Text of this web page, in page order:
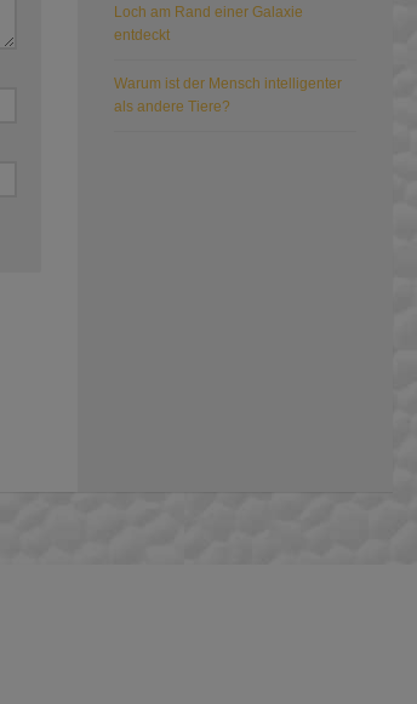
Loch am Rand einer Galaxie
entdeckt
Warum ist der Mensch intelligenter
als andere Tiere?